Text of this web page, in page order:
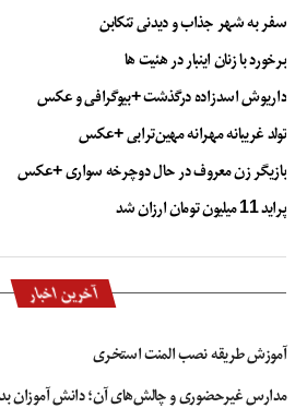
سفر به شهر جذاب و دیدنی تنکابن
برخورد با زنان اینبار در هئیت ها
داریوش اسدزاده درگذشت +بیوگرافی و عکس
تولد غریبانه مهرانه مهین‌ترابی +عکس
بازیگر زن معروف در حال دوچرخه سواری +عکس
پراید 11 میلیون تومان ارزان شد
آخرین اخبار
آموزش طریقه نصب المنت استخری
مدارس غیرحضوری و چالش‌های آن؛ دانش آموزان